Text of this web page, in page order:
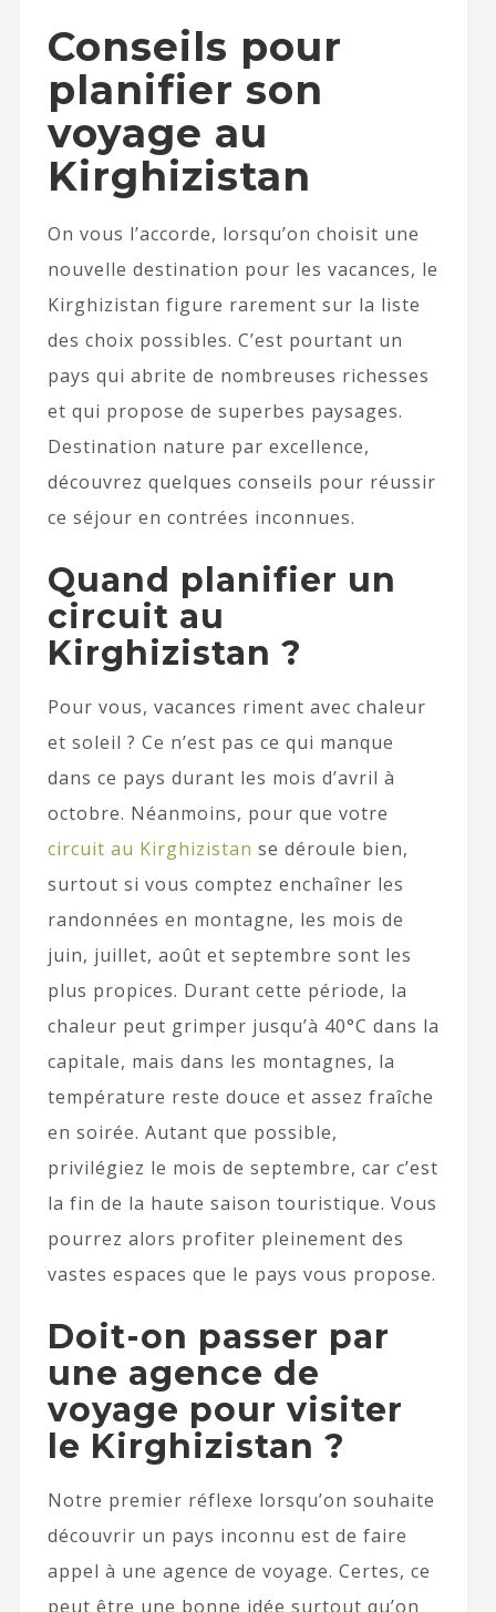
Conseils pour
planifier son
voyage au
Kirghizistan
On vous l’accorde, lorsqu’on choisit une
nouvelle destination pour les vacances, le
Kirghizistan figure rarement sur la liste
des choix possibles. C’est pourtant un
pays qui abrite de nombreuses richesses
et qui propose de superbes paysages.
Destination nature par excellence,
découvrez quelques conseils pour réussir
ce séjour en contrées inconnues.
Quand planifier un
circuit au
Kirghizistan ?
Pour vous, vacances riment avec chaleur
et soleil ? Ce n’est pas ce qui manque
dans ce pays durant les mois d’avril à
octobre. Néanmoins, pour que votre
circuit au Kirghizistan se déroule bien,
surtout si vous comptez enchaîner les
randonnées en montagne, les mois de
juin, juillet, août et septembre sont les
plus propices. Durant cette période, la
chaleur peut grimper jusqu’à 40°C dans la
capitale, mais dans les montagnes, la
température reste douce et assez fraîche
en soirée. Autant que possible,
privilégiez le mois de septembre, car c’est
la fin de la haute saison touristique. Vous
pourrez alors profiter pleinement des
vastes espaces que le pays vous propose.
Doit-on passer par
une agence de
voyage pour visiter
le Kirghizistan ?
Notre premier réflexe lorsqu’on souhaite
découvrir un pays inconnu est de faire
appel à une agence de voyage. Certes, ce
peut être une bonne idée surtout qu’on